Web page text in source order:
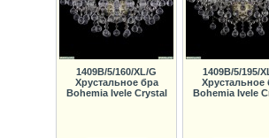
1409B/5/160/XL/G
Хрустальное бра
Bohemia Ivele Crystal
1409B/5/195/
Хрустальное
Bohemia Ivele